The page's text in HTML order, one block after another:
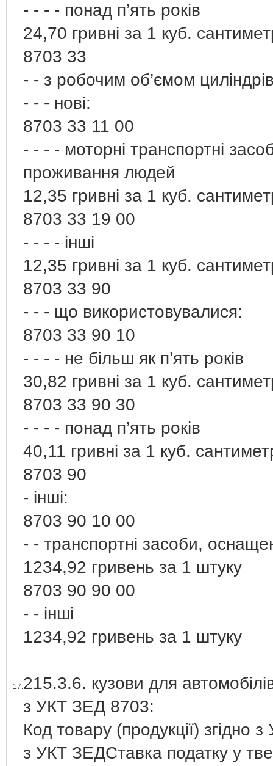
- - - - понад п’ять років
24,70 гривні за 1 куб.
8703 33
- - з робочим об’ємом
- - - нові:
8703 33 11 00
- - - - моторні транспортні
проживання людей
12,35 гривні за 1 куб.
8703 33 19 00
- - - - інші
12,35 гривні за 1 куб.
8703 33 90
- - - що використовувалися:
8703 33 90 10
- - - - не більш як п’ять років
30,82 гривні за 1 куб.
8703 33 90 30
- - - - понад п’ять років
40,11 гривні за 1 куб.
8703 90
- інші:
8703 90 10 00
- - транспортні засоби,
1234,92 гривень за 1 штуку
8703 90 90 00
- - інші
1234,92 гривень за 1 штуку
17.215.3.6. кузови для
з УКТ ЗЕД 8703:
Код товару (продукції) згідно
з УКТ ЗЕДСтавка податку у